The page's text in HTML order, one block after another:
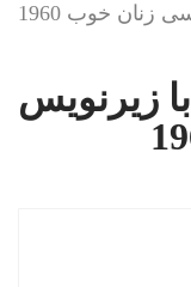
زنان خوب 1960
زیرنویس